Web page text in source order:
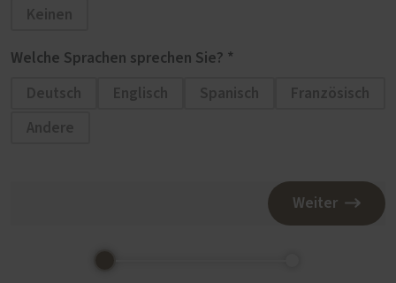
Welche Sprachen sprechen Sie? *
Weiter